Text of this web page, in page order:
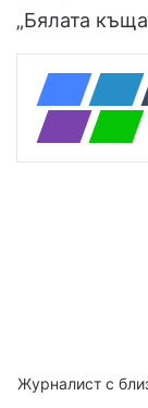
„Бялата
Журналист с